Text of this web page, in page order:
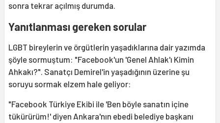
sonra tekrar açılmış durumda.
Yanıtlanması gereken sorular
LGBT bireylerin ve örgütlerin yaşadıklarına dair yazımda
şöyle sormuştum: "Facebook'un 'Genel Ahlak'ı Kimin
Ahkakı?". Sanatçı Demirel'in yaşadığının üzerine şu
soruyu sormak elzem hale geliyor:
"Facebook Türkiye Ekibi ile 'Ben böyle sanatın içine
tükürürüm!' diyen Ankara'nın ebedi belediye başkanı